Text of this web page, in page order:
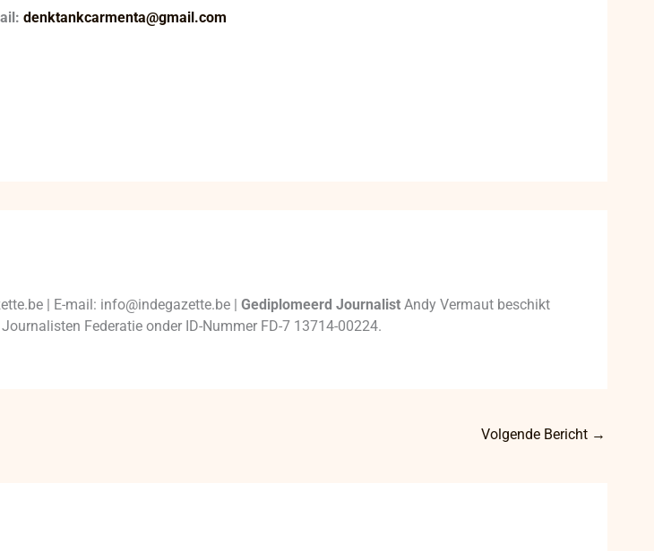
denktankcarmenta@gmail.com
| E-mail: info@indegazette.be |Gediplomeerd Journalist Andy Vermaut beschikt
Federatie onder ID-Nummer FD-7 13714-00224.
Volgende Bericht →